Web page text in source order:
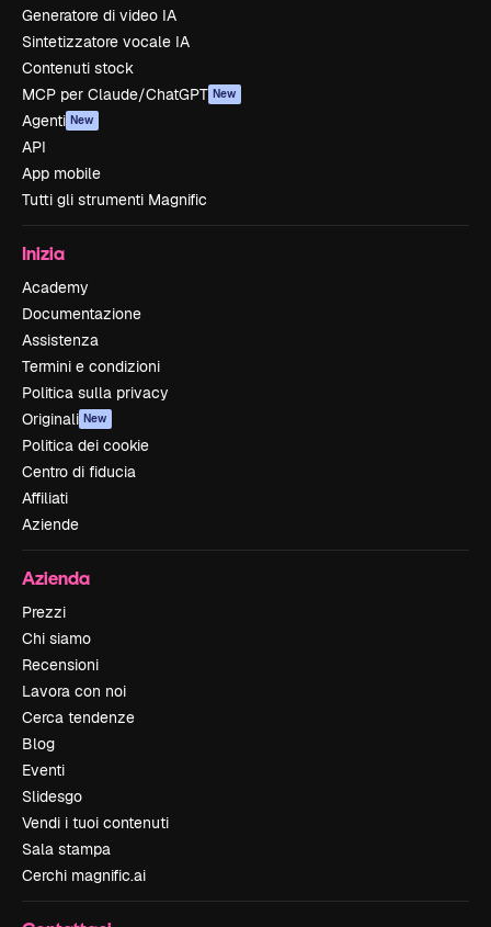
Generatore di video IA
Sintetizzatore vocale IA
Contenuti stock
MCP per Claude/ChatGPT New
Agenti New
API
App mobile
Tutti gli strumenti Magnific
Inizia
Academy
Documentazione
Assistenza
Termini e condizioni
Politica sulla privacy
Originali New
Politica dei cookie
Centro di fiducia
Affiliati
Aziende
Azienda
Prezzi
Chi siamo
Recensioni
Lavora con noi
Cerca tendenze
Blog
Eventi
Slidesgo
Vendi i tuoi contenuti
Sala stampa
Cerchi magnific.ai